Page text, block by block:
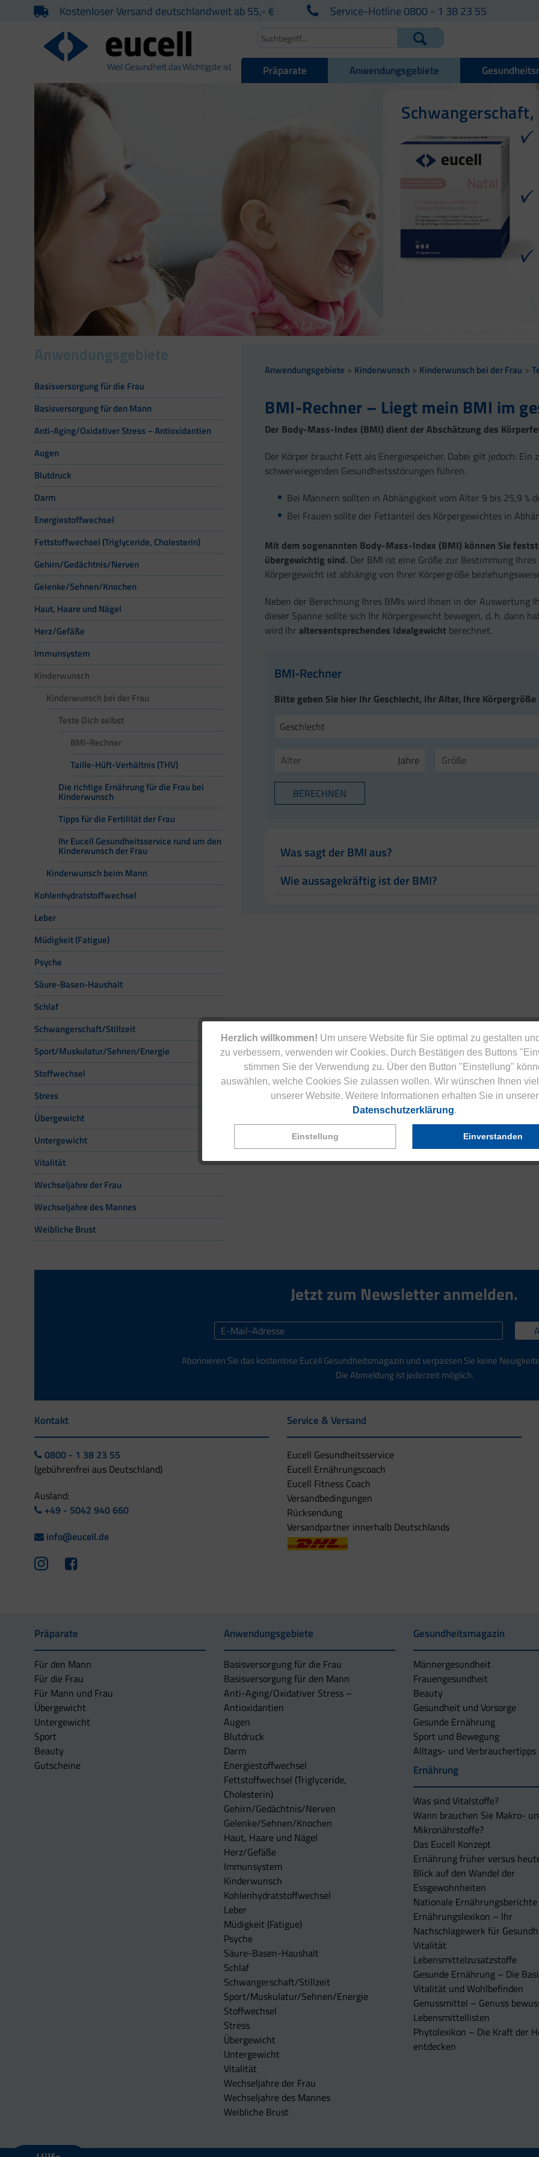
Herzlich willkommen! Um unsere Website für Sie optimal zu gestalten
zu verbessern, verwenden wir Cookies. Durch Bestätigen des Buttons
stimmen Sie der Verwendung zu. Über den Button "Einstellung"
auswählen, welche Cookies Sie zulassen wollen. Wir wünschen Ihnen
unserer Website. Weitere Informationen erhalten Sie in unserer
Datenschutzerklärung.
Einstellung Einverstanden
Kostenloser Versand deutschlandweit ab 55,- € Service-Hotline 0800 - 1 38 23 55
Präparate Anwendungsgebiete
Für den
Zink trägt zu einer normalen Fruchtbarkeit und
Zink trägt zur Erhaltung eines normalen
Anwendungsgebiete
Basisversorgung für die Frau
Basisversorgung für den Mann
Anti-Aging/Oxidativer Stress – Antioxidantien
Augen
Blutdruck
Darm
Energiestoffwechsel
Fettstoffwechsel (Triglyceride, Cholesterin)
Gehirn/Gedächtnis/Nerven
Gelenke/Sehnen/Knochen
Haut, Haare und Nägel
Herz/Gefäße
Immunsystem
Kinderwunsch
Kinderwunsch bei der Frau
Teste Dich selbst
BMI-Rechner
Taille-Hüft-Verhältnis (THV)
Die richtige Ernährung für die Frau bei
Kinderwunsch
Tipps für die Fertilität der Frau
Ihr Eucell Gesundheitsservice rund um den
Kinderwunsch der Frau
Kinderwunsch beim Mann
Kohlenhydratstoffwechsel
Leber
Müdigkeit (Fatigue)
Psyche
Säure-Basen-Haushalt
Schlaf
Schwangerschaft/Stillzeit
Sport/Muskulatur/Sehnen/Energie
Stoffwechsel
Stress
Übergewicht
Untergewicht
Vitalität
Wechseljahre der Frau
Wechseljahre des Mannes
Weibliche Brust
Anwendungsgebiete Kinderwunsch Kinderwunsch bei der Frau
BMI-Rechner – Liegt mein BMI im
Der Body-Mass-Index (BMI) dient der Abschätzung des
Der Körper braucht Fett als Energiespeicher. Dabei gilt jedoch:
schwerwiegenden Gesundheitsstörungen führen.
Bei Männern sollten in Abhängigkeit vom Alter 9 bis 25,9 %
Bei Frauen sollte der Fettanteil des Körpergewichtes in
Mit dem sogenannten Body-Mass-Index (BMI) können Sie
übergewichtig sind. Der BMI ist eine Größe zur Bestimmung
Körpergewicht ist abhängig von Ihrer Körpergröße
Neben der Berechnung Ihres BMIs wird Ihnen in der Auswertung
dieser Spanne sollte sich Ihr Körpergewicht bewegen, d. h. dann
wird Ihraltersentsprechendes Idealgewicht berechnet.
BMI-Rechner
Bitte geben Sie hier Ihr Geschlecht, Ihr Alter, Ihre
Geschlecht
Jahre
Was sagt der BMI aus?
Wie aussagekräftig ist der BMI?
Jetzt zum Newsletter anmelden.
Abonnieren Sie das kostenlose Eucell Gesundheitsmagazin und verpassen Sie keine
Die Abmeldung ist jederzeit möglich.
Kontakt
0800 - 1 38 23 55
(gebührenfrei aus Deutschland)
Ausland:
+49 - 5042 940 660
info@eucell.de
Service & Versand
Eucell Gesundheitsservice
Eucell Ernährungscoach
Eucell Fitness Coach
Versandbedingungen
Rücksendung
Versandpartner innerhalb Deutschlands
Präparate
Für den Mann
Für die Frau
Für Mann und Frau
Übergewicht
Untergewicht
Sport
Beauty
Gutscheine
Anwendungsgebiete
Basisversorgung für die Frau
Basisversorgung für den Mann
Anti-Aging/Oxidativer Stress –
Antioxidantien
Augen
Blutdruck
Darm
Energiestoffwechsel
Fettstoffwechsel (Triglyceride,
Cholesterin)
Gehirn/Gedächtnis/Nerven
Gelenke/Sehnen/Knochen
Haut, Haare und Nägel
Herz/Gefäße
Immunsystem
Kinderwunsch
Kohlenhydratstoffwechsel
Leber
Müdigkeit (Fatigue)
Psyche
Säure-Basen-Haushalt
Schlaf
Schwangerschaft/Stillzeit
Sport/Muskulatur/Sehnen/Energie
Stoffwechsel
Stress
Übergewicht
Untergewicht
Vitalität
Wechseljahre der Frau
Wechseljahre des Mannes
Weibliche Brust
Gesundheitsmagazin
Männergesundheit
Frauengesundheit
Beauty
Gesundheit und Vorsorge
Gesunde Ernährung
Sport und Bewegung
Alltags- und Verbrauchertipps
Ernährung
Was sind Vitalstoffe?
Wann brauchen Sie Makro-
Mikronährstoffe?
Das Eucell Konzept
Ernährung früher versus
Blick auf den Wandel der
Essgewohnheiten
Nationale Ernährungsberichte
Ernährungslexikon – Ihr
Nachschlagewerk für
Vitalität
Lebensmittelzusatzstoffe
Gesunde Ernährung – Die
Vitalität und Wohlbefinden
Genussmittel – Genuss
Lebensmittellisten
Phytolexikon – Die Kraft der
entdecken